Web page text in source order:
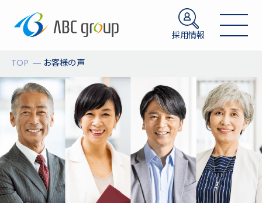
採用情報
TOP お客様の声